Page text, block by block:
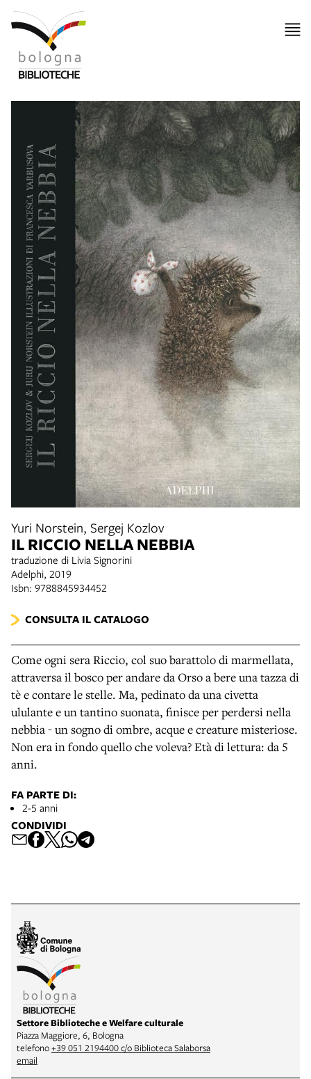
Yuri Norstein, Sergej Kozlov
IL RICCIO NELLA NEBBIA
traduzione di Livia Signorini
Adelphi, 2019
Isbn: 9788845934452
CONSULTA IL CATALOGO
Come ogni sera Riccio, col suo barattolo di marmellata,
attraversa il bosco per andare da Orso a bere una tazza di
tè e contare le stelle. Ma, pedinato da una civetta
ululante e un tantino suonata, finisce per perdersi nella
nebbia - un sogno di ombre, acque e creature misteriose.
Non era in fondo quello che voleva? Età di lettura: da 5
anni.
FA PARTE DI:
2-5 anni
CONDIVIDI
Settore Biblioteche e Welfare culturale
Piazza Maggiore, 6, Bologna
telefono+39 051 2194400 c/o Biblioteca Salaborsa
email